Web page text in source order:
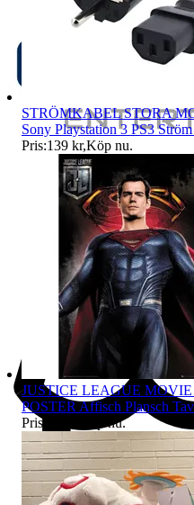
STRÖMKABEL STORA
Sony Playstation 3 PS3
Pris:139 kr,Köp nu.
JUSTICE LEAGUE
POSTER Affisch Plansch
Pris:
Köp nu.